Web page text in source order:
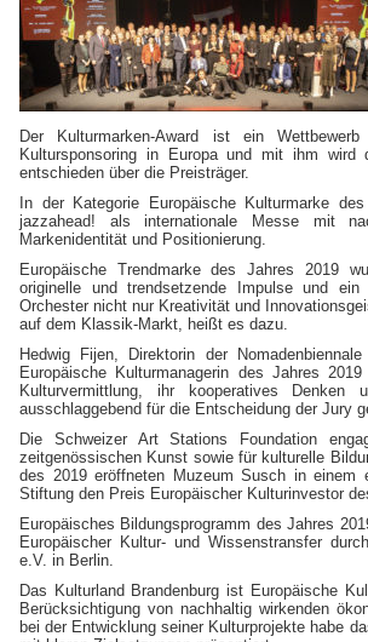
Der Kulturmarken-Award ist ein
Kultursponsoring in Europa und mit ihm wird
entschieden über die Preisträger.
In der Kategorie Europäische Kulturmarke
jazzahead! als internationale Messe mit
Markenidentität und Positionierung.
Europäische Trendmarke des Jahres 2019
originelle und trendsetzende Impulse und
Orchester nicht nur Kreativität und
auf dem Klassik-Markt, heißt es dazu.
Hedwig Fijen, Direktorin der
Europäische Kulturmanagerin des Jahres
Kulturvermittlung, ihr kooperatives Denken
ausschlaggebend für die Entscheidung der Jury
Die Schweizer Art Stations Foundation
zeitgenössischen Kunst sowie für kulturelle
des 2019 eröffneten Muzeum Susch in
Stiftung den Preis Europäischer Kulturinvestor
Europäisches Bildungsprogramm des Jahres
Europäischer Kultur- und Wissenstransfer
e.V. in Berlin.
Das Kulturland Brandenburg ist Europäische
Berücksichtigung von nachhaltig wirkenden
bei der Entwicklung seiner Kulturprojekte habe